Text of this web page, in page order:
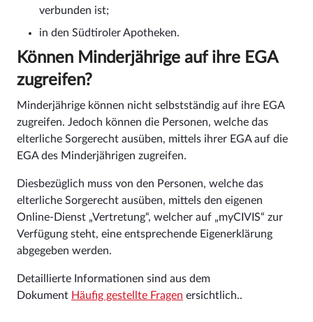
verbunden ist;
in den Südtiroler Apotheken.
Können Minderjährige auf ihre EGA
zugreifen?
Minderjährige können nicht selbstständig auf ihre EGA
zugreifen. Jedoch können die Personen, welche das
elterliche Sorgerecht ausüben, mittels ihrer EGA auf die
EGA des Minderjährigen zugreifen.
Diesbezüglich muss von den Personen, welche das
elterliche Sorgerecht ausüben, mittels den eigenen
Online-Dienst „Vertretung“, welcher auf „myCIVIS“ zur
Verfügung steht, eine entsprechende Eigenerklärung
abgegeben werden.
Detaillierte Informationen sind aus dem
Dokument Häufig gestellte Fragen ersichtlich..